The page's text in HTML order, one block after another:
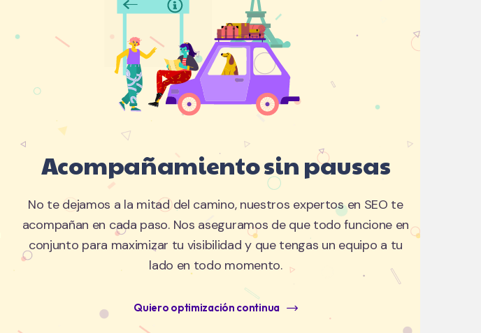
Acompañamiento sin pausas
No te dejamos a la mitad del camino, nuestros expertos en SEO te
acompañan en cada paso. Nos aseguramos de que todo funcione en
conjunto para maximizar tu visibilidad y que tengas un equipo a tu
lado en todo momento.
Quiero optimización continua